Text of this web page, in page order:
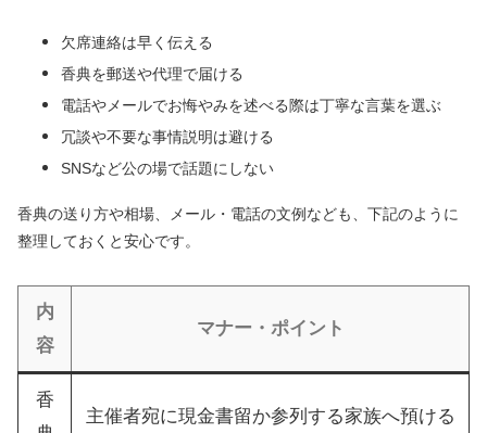
欠席連絡は早く伝える
香典を郵送や代理で届ける
電話やメールでお悔やみを述べる際は丁寧な言葉を選ぶ
冗談や不要な事情説明は避ける
SNSなど公の場で話題にしない
香典の送り方や相場、メール・電話の文例なども、下記のように
整理しておくと安心です。
内
容
マナー・ポイント
香
主催者宛に現金書留か参列する家族へ預ける